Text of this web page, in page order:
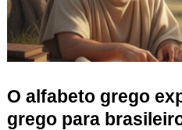
O alfabeto grego
grego para